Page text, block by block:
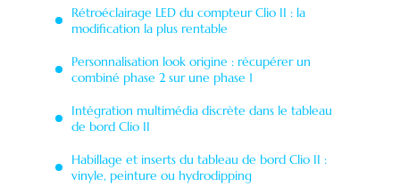
Rétroéclairage LED du compteur Clio II : la
modification la plus rentable
Personnalisation look origine : récupérer un
combiné phase 2 sur une phase 1
Intégration multimédia discrète dans le tableau
de bord Clio II
Habillage et inserts du tableau de bord Clio II :
vinyle, peinture ou hydrodipping